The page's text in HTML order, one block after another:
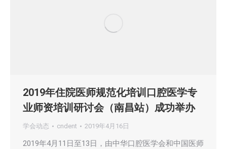
2019年住院医师规范化培训口腔医学专
业师资培训研讨会（南昌站）成功举办
学会动态 cndent 2019年4月16日
2019年4月11日至13日，由中华口腔医学会和中国医师